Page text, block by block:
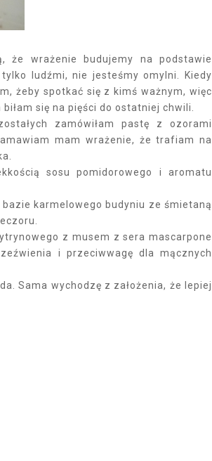
że wrażenie budujemy na podstawie
ludźmi, nie jesteśmy omylni. Kiedy
żeby spotkać się z kimś ważnym, więc
się na pięści do ostatniej chwili.
zamówiłam pastę z ozorami
mam wrażenie, że trafiam na
sosu pomidorowego i aromatu
bazie karmelowego budyniu ze śmietaną
z musem z sera mascarpone
i przeciwwagę dla mącznych
Sama wychodzę z założenia, że lepiej